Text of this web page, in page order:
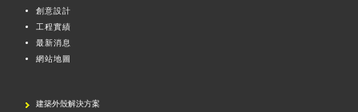
創意設計
工程實績
最新消息
網站地圖
建築外殼解決方案